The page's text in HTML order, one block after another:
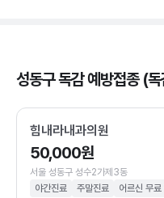
성동구 독감 예방접종 (
힘내라내과의원
50,000원
서울 성동구 성수2가제3동
야간진료
주말진료 어르신 무료